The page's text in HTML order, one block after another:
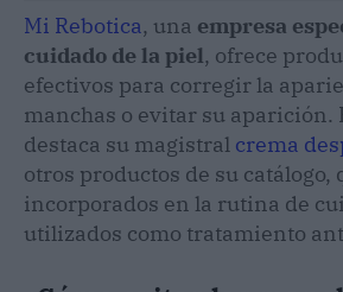
Mi Rebotica, una empresa
cuidado de la piel, ofrece
efectivos para corregir la
manchas o evitar su aparición.
destaca su magistral crema
otros productos de su catálogo,
incorporados en la rutina de
utilizados como tratamiento